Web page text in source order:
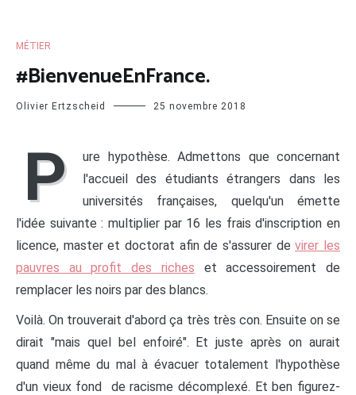
MÉTIER
#BienvenueEnFrance.
Olivier Ertzscheid 25 novembre 2018
P
ure hypothèse. Admettons que concernant
l'accueil des étudiants étrangers dans les
universités françaises, quelqu'un émette
l'idée suivante : multiplier par 16 les frais d'inscription en
licence, master et doctorat afin de s'assurer devirer les
pauvres au profit des riches et accessoirement de
remplacer les noirs par des blancs.
Voilà. On trouverait d'abord ça très très con. Ensuite on se
dirait "mais quel bel enfoiré". Et juste après on aurait
quand même du mal à évacuer totalement l'hypothèse
d'un vieux fond de racisme décomplexé. Et ben figurez-